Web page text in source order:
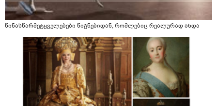
წინასწარმეტყველებები წიგნებიდან, რომლებიც რეალურად ახდა